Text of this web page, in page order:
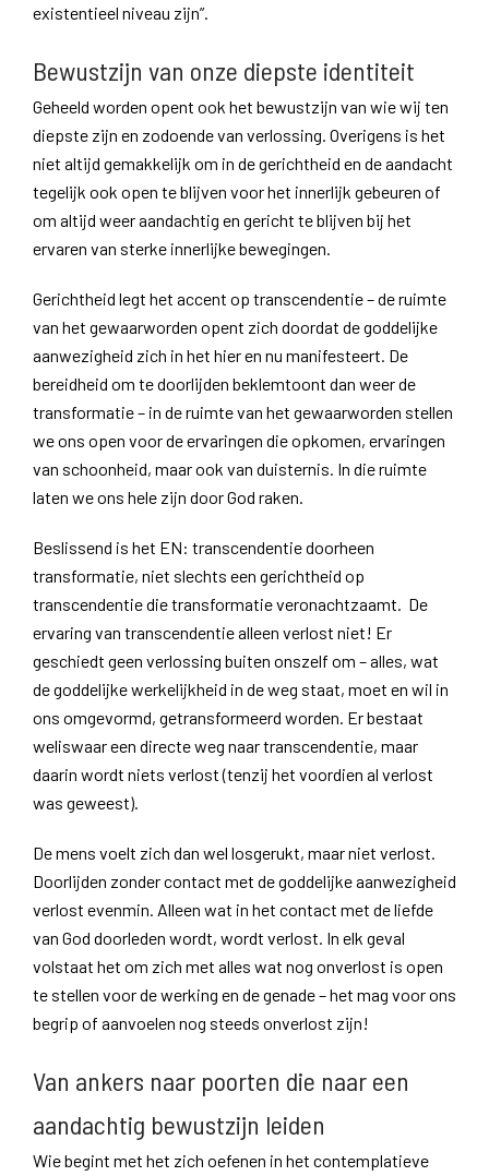
existentieel niveau zijn”.
Bewustzijn van onze diepste identiteit
Geheeld worden opent ook het bewustzijn van wie wij ten
diepste zijn en zodoende van verlossing. Overigens is het
niet altijd gemakkelijk om in de gerichtheid en de aandacht
tegelijk ook open te blijven voor het innerlijk gebeuren of
om altijd weer aandachtig en gericht te blijven bij het
ervaren van sterke innerlijke bewegingen.
Gerichtheid legt het accent op transcendentie – de ruimte
van het gewaarworden opent zich doordat de goddelijke
aanwezigheid zich in het hier en nu manifesteert. De
bereidheid om te doorlijden beklemtoont dan weer de
transformatie – in de ruimte van het gewaarworden stellen
we ons open voor de ervaringen die opkomen, ervaringen
van schoonheid, maar ook van duisternis. In die ruimte
laten we ons hele zijn door God raken.
Beslissend is het EN: transcendentie doorheen
transformatie, niet slechts een gerichtheid op
transcendentie die transformatie veronachtzaamt. De
ervaring van transcendentie alleen verlost niet! Er
geschiedt geen verlossing buiten onszelf om – alles, wat
de goddelijke werkelijkheid in de weg staat, moet en wil in
ons omgevormd, getransformeerd worden. Er bestaat
weliswaar een directe weg naar transcendentie, maar
daarin wordt niets verlost (tenzij het voordien al verlost
was geweest).
De mens voelt zich dan wel losgerukt, maar niet verlost.
Doorlijden zonder contact met de goddelijke aanwezigheid
verlost evenmin. Alleen wat in het contact met de liefde
van God doorleden wordt, wordt verlost. In elk geval
volstaat het om zich met alles wat nog onverlost is open
te stellen voor de werking en de genade – het mag voor ons
begrip of aanvoelen nog steeds onverlost zijn!
Van ankers naar poorten die naar een
aandachtig bewustzijn leiden
Wie begint met het zich oefenen in het contemplatieve